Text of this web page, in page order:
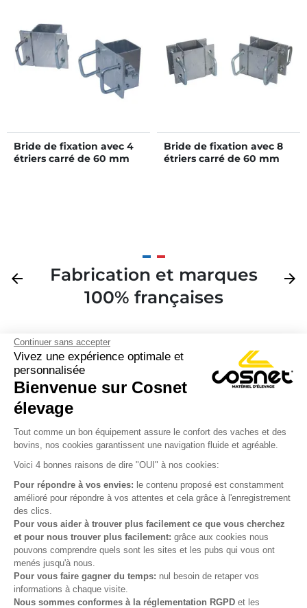
Continuer sans accepter
Vivez une expérience optimale et
personnalisée
Bienvenue sur Cosnet
élevage
Tout comme un bon équipement assure le confort des vaches et des
bovins, nos cookies garantissent une navigation fluide et agréable.
Voici 4 bonnes raisons de dire "OUI" à nos cookies:
Pour répondre à vos envies: le contenu proposé est constamment
amélioré pour répondre à vos attentes et cela grâce à l'enregistrement
des clics.
Pour vous aider à trouver plus facilement ce que vous cherchez
et pour nous trouver plus facilement: grâce aux cookies nous
pouvons comprendre quels sont les sites et les pubs qui vous ont
menés jusqu'à nous.
Pour vous faire gagner du temps: nul besoin de retaper vos
informations à chaque visite.
Nous sommes conformes à la réglementation RGPD et les
Bride de fixation avec 4
étriers carré de 60 mm
Bride de fixation avec 8
étriers carré de 60 mm
Précédent
arrow_back
Fabrication et marques
100% françaises
arrow_forward
Produits
Notre société
Votre compte
Informations